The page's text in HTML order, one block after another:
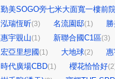
勤美SOGO旁七米大面寬一樓前
泓瑞恆昕(3) 名流園邸(1)
惠宇覞山(1) 新聯合國C1區(3)
宏亞里想國 (1) 大地球(2)
時代廣場CBD(1) 櫻花恰恰好